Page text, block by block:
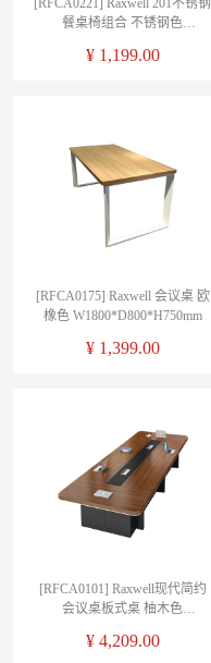
[RFCA0221] Raxwell 201不锈钢
餐桌椅组合 不锈钢色
¥ 1,199.00
[RFCA0175] Raxwell 会议桌 欧
橡色 W1800*D800*H750mm
¥ 1,399.00
[RFCA0101] Raxwell现代简约
会议桌板式桌 柚木色
¥ 4,209.00